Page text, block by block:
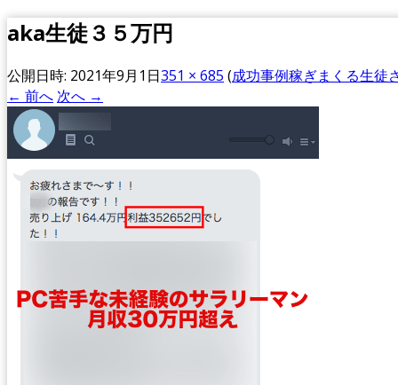
aka生徒３５万円
公開日時: 2021年9月1日351 × 685 (成功事例稼ぎまくる生徒
← 前へ 次へ →